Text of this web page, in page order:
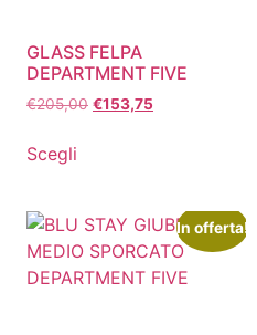
GLASS FELPA
DEPARTMENT FIVE
€205,00 €153,75
Scegli
In offerta!